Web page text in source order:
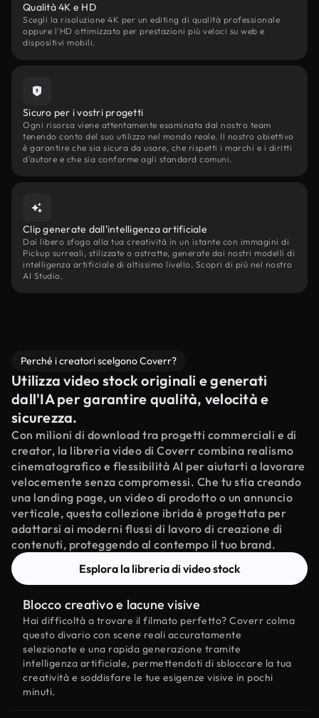
Qualità 4K e HD
Scegli la risoluzione 4K per un editing di qualità professionale
oppure l'HD ottimizzato per prestazioni più veloci su web e
dispositivi mobili.
Sicuro per i vostri progetti
Ogni risorsa viene attentamente esaminata dal nostro team
tenendo conto del suo utilizzo nel mondo reale. Il nostro obiettivo
è garantire che sia sicura da usare, che rispetti i marchi e i diritti
d'autore e che sia conforme agli standard comuni.
Clip generate dall'intelligenza artificiale
Dai libero sfogo alla tua creatività in un istante con immagini di
Pickup surreali, stilizzate o astratte, generate dai nostri modelli di
intelligenza artificiale di altissimo livello. Scopri di più nel nostro
AI Studio.
Perché i creatori scelgono Coverr?
Utilizza video stock originali e generati
dall'IA per garantire qualità, velocità e
sicurezza.
Con milioni di download tra progetti commerciali e di
creator, la libreria video di Coverr combina realismo
cinematografico e flessibilità AI per aiutarti a lavorare
velocemente senza compromessi. Che tu stia creando
una landing page, un video di prodotto o un annuncio
verticale, questa collezione ibrida è progettata per
adattarsi ai moderni flussi di lavoro di creazione di
contenuti, proteggendo al contempo il tuo brand.
Esplora la libreria di video stock
Blocco creativo e lacune visive
Hai difficoltà a trovare il filmato perfetto? Coverr colma
questo divario con scene reali accuratamente
selezionate e una rapida generazione tramite
intelligenza artificiale, permettendoti di sbloccare la tua
creatività e soddisfare le tue esigenze visive in pochi
minuti.